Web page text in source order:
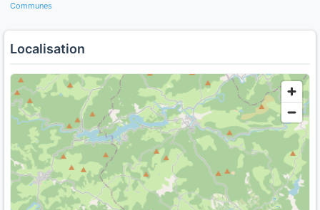
Communes
Localisation